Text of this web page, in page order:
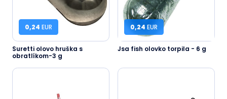
0,24 EUR
Suretti olovo hruška s
obratlíkom-3 g
0,24 EUR
Jsa fish olovko torpila - 6 g